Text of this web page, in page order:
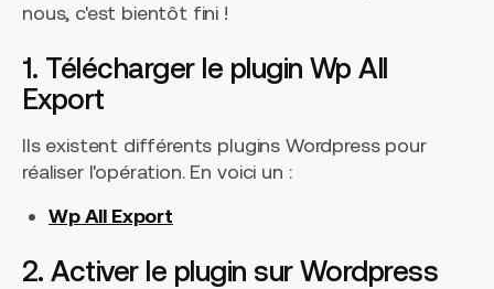
nous, c'est bientôt fini !
1. Télécharger le plugin Wp All
Export
Ils existent différents plugins Wordpress pour
réaliser l'opération. En voici un :
Wp All Export
2. Activer le plugin sur Wordpress